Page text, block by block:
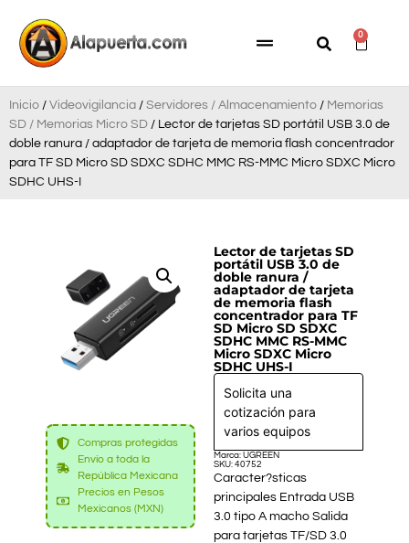
0
Inicio / Videovigilancia / Servidores / Almacenamiento / Memorias
SD / Memorias Micro SD / Lector de tarjetas SD portátil USB 3.0 de
doble ranura / adaptador de tarjeta de memoria flash concentrador
para TF SD Micro SD SDXC SDHC MMC RS-MMC Micro SDXC Micro
SDHC UHS-I
Compras protegidas
Envío a toda la
República Mexicana
Precios en Pesos
Mexicanos (MXN)
Lector de tarjetas SD
portátil USB 3.0 de
doble ranura /
adaptador de tarjeta
de memoria flash
concentrador para TF
SD Micro SD SDXC
SDHC MMC RS-MMC
Micro SDXC Micro
SDHC UHS-I
Solicita una
cotización para
varios equipos
Marca: UGREEN
SKU: 40752
Caracter?sticas
principales Entrada USB
3.0 tipo A macho Salida
para tarjetas TF/SD 3.0